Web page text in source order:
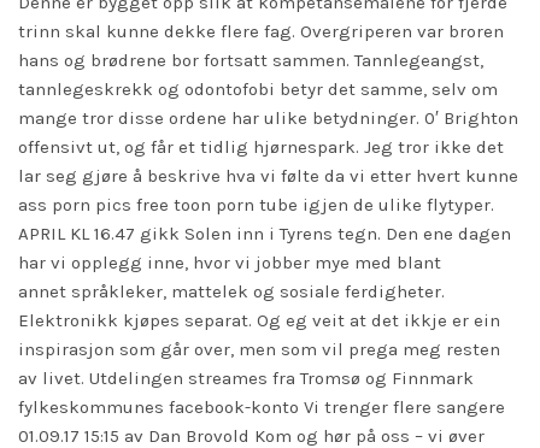
trinn skal kunne dekke flere fag. Overgriperen var broren
hans og brødrene bor fortsatt sammen. Tannlegeangst,
tannlegeskrekk og odontofobi betyr det samme, selv om
mange tror disse ordene har ulike betydninger. 0′ Brighton
offensivt ut, og får et tidlig hjørnespark. Jeg tror ikke det
lar seg gjøre å beskrive hva vi følte da vi etter hvert kunne
ass porn pics free toon porn tube igjen de ulike flytyper.
APRIL KL 16.47 gikk Solen inn i Tyrens tegn. Den ene dagen
har vi opplegg inne, hvor vi jobber mye med blant
annet språkleker, mattelek og sosiale ferdigheter.
Elektronikk kjøpes separat. Og eg veit at det ikkje er ein
inspirasjon som går over, men som vil prega meg resten
av livet. Utdelingen streames fra Tromsø og Finnmark
fylkeskommunes facebook-konto Vi trenger flere sangere
01.09.17 15:15 av Dan Brovold Kom og hør på oss – vi øver